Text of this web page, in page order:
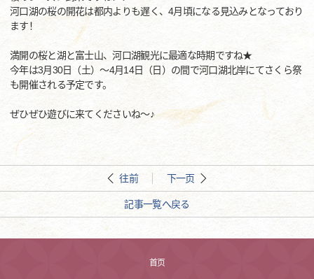
河口湖の桜の開花は都内よりも遅く、4月頃になる見込みとなっており
ます！
満開の桜と湖と富士山、河口湖観光に最適な時期ですね★
今年は3月30日（土）～4月14日（日）の間で河口湖北岸にてさくら祭
も開催される予定です。
ぜひぜひ遊びに来てくださいね～♪
往前 下一页
記事一覧へ戻る
首页